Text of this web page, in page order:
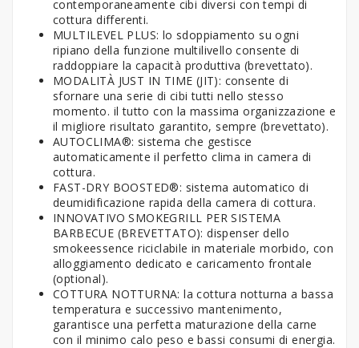
contemporaneamente cibi diversi con tempi di
cottura differenti.
MULTILEVEL PLUS: lo sdoppiamento su ogni
ripiano della funzione multilivello consente di
raddoppiare la capacità produttiva (brevettato).
MODALITÀ JUST IN TIME (JIT): consente di
sfornare una serie di cibi tutti nello stesso
momento. il tutto con la massima organizzazione e
il migliore risultato garantito, sempre (brevettato).
AUTOCLIMA®: sistema che gestisce
automaticamente il perfetto clima in camera di
cottura.
FAST-DRY BOOSTED®: sistema automatico di
deumidificazione rapida della camera di cottura.
INNOVATIVO SMOKEGRILL PER SISTEMA
BARBECUE (BREVETTATO): dispenser dello
smokeessence riciclabile in materiale morbido, con
alloggiamento dedicato e caricamento frontale
(optional).
COTTURA NOTTURNA: la cottura notturna a bassa
temperatura e successivo mantenimento,
garantisce una perfetta maturazione della carne
con il minimo calo peso e bassi consumi di energia.